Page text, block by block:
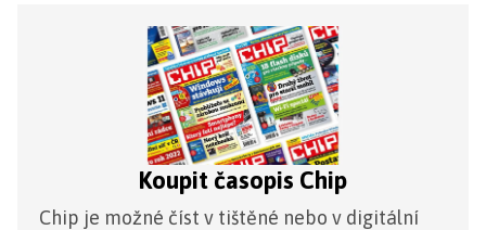
Koupit časopis Chip
Chip je možné číst v tištěné nebo v digitální